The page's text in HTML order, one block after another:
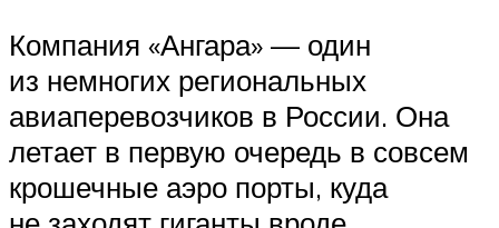
Компания «Ангара» — один
из немногих региональных
авиаперевозчиков в России. Она
летает в первую очередь в совсем
крошечные аэро порты, куда